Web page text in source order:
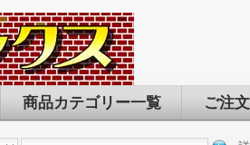
商品カテゴリー一覧 ご注